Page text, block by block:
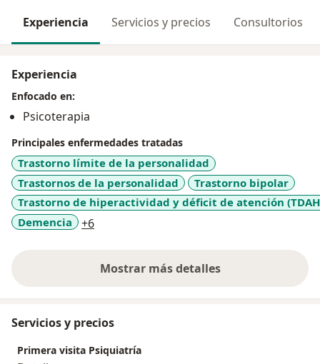
Experiencia Servicios y precios Consultorios
Experiencia
Enfocado en:
Psicoterapia
Principales enfermedades tratadas
Trastorno límite de la personalidad
Trastornos de la personalidad
Trastorno bipolar
Trastorno de hiperactividad y déficit de atención
Demencia
+6a11y_sr_more_diseases
Mostrar más detalles
sobre la experiencia
Servicios y precios
Primera visita Psiquiatría